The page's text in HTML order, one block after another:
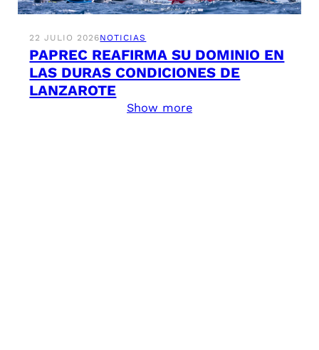
22 JULIO 2026NOTICIAS
PAPREC REAFIRMA SU DOMINIO EN
LAS DURAS CONDICIONES DE
LANZAROTE
Show more